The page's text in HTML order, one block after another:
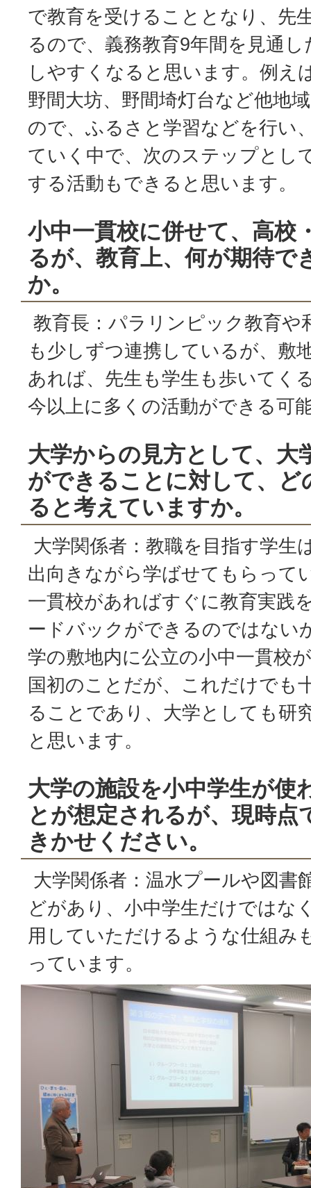
で教育を受けることとなり、先
るので、義務教育9年間を見通
しやすくなると思います。例え
野間大坊、野間埼灯台など他地
ので、ふるさと学習などを行い
ていく中で、次のステップとし
する活動もできると思います。
小中一貫校に併せて、高校
るが、教育上、何が期待で
か。
教育長：パラリンピック教育や
も少しずつ連携しているが、敷
あれば、先生も学生も歩いてく
今以上に多くの活動ができる可
大学からの見方として、大
ができることに対して、ど
ると考えていますか。
大学関係者：教職を目指す学生
出向きながら学ばせてもらって
一貫校があればすぐに教育実践
ードバックができるのではない
学の敷地内に公立の小中一貫校
国初のことだが、これだけでも
ることであり、大学としても研
と思います。
大学の施設を小中学生が使
とが想定されるが、現時点
きかせください。
大学関係者：温水プールや図書
どがあり、小中学生だけではな
用していただけるような仕組み
っています。